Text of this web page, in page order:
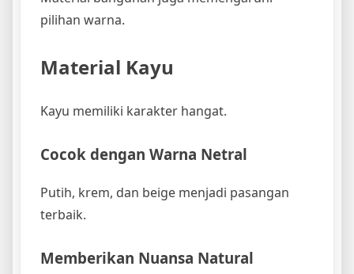
pilihan warna.
Material Kayu
Kayu memiliki karakter hangat.
Cocok dengan Warna Netral
Putih, krem, dan beige menjadi pasangan
terbaik.
Memberikan Nuansa Natural